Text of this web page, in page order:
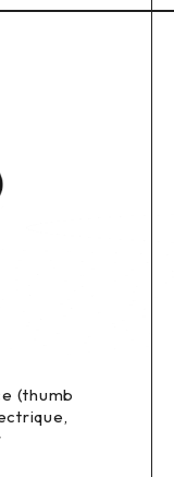
padangoms?
(thumb